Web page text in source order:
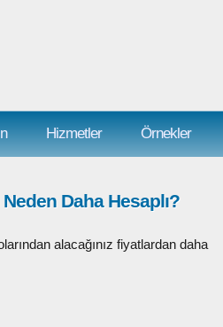
Hizmetler Örnekler
Daha Hesaplı?
alacağınız fiyatlardan daha